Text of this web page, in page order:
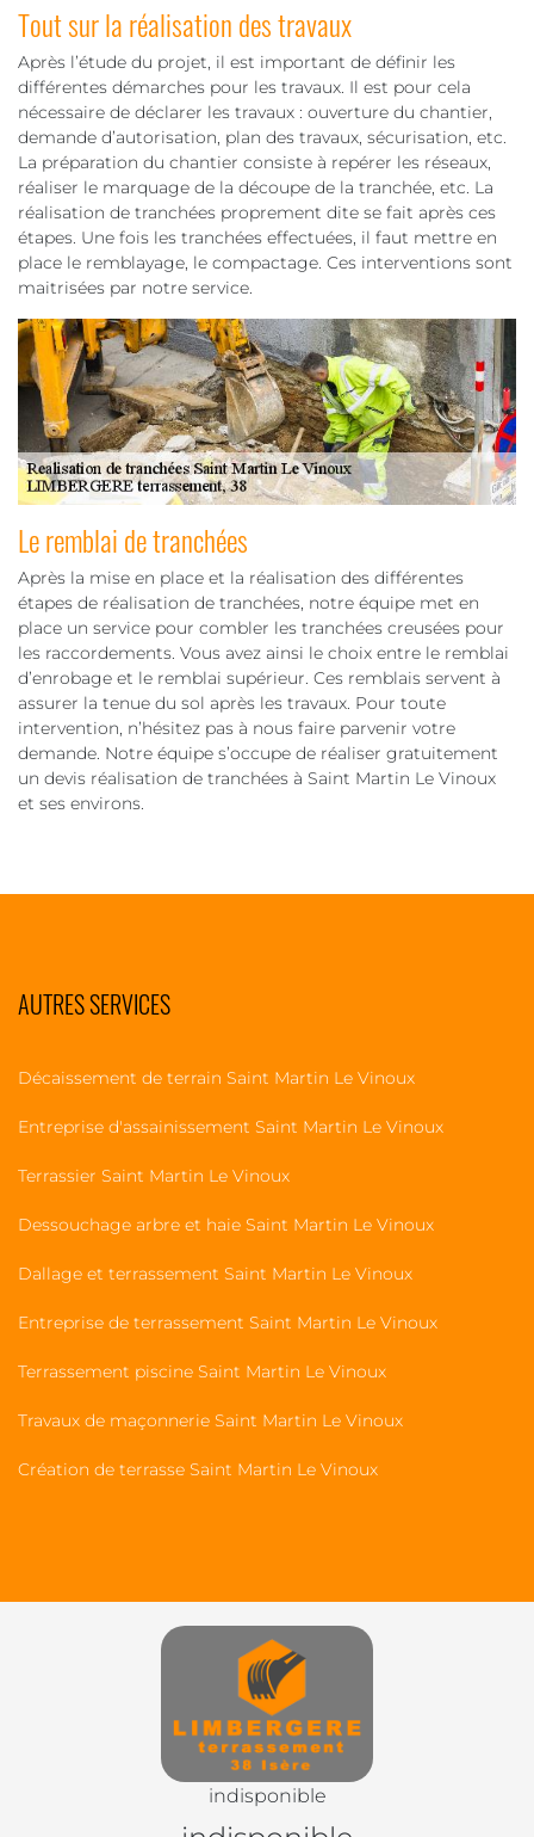
Tout sur la réalisation des travaux
Après l’étude du projet, il est important de définir les
différentes démarches pour les travaux. Il est pour cela
nécessaire de déclarer les travaux : ouverture du chantier,
demande d’autorisation, plan des travaux, sécurisation, etc.
La préparation du chantier consiste à repérer les réseaux,
réaliser le marquage de la découpe de la tranchée, etc. La
réalisation de tranchées proprement dite se fait après ces
étapes. Une fois les tranchées effectuées, il faut mettre en
place le remblayage, le compactage. Ces interventions sont
maitrisées par notre service.
Le remblai de tranchées
Après la mise en place et la réalisation des différentes
étapes de réalisation de tranchées, notre équipe met en
place un service pour combler les tranchées creusées pour
les raccordements. Vous avez ainsi le choix entre le remblai
d’enrobage et le remblai supérieur. Ces remblais servent à
assurer la tenue du sol après les travaux. Pour toute
intervention, n’hésitez pas à nous faire parvenir votre
demande. Notre équipe s’occupe de réaliser gratuitement
un devis réalisation de tranchées à Saint Martin Le Vinoux
et ses environs.
AUTRES SERVICES
Décaissement de terrain Saint Martin Le Vinoux
Entreprise d'assainissement Saint Martin Le Vinoux
Terrassier Saint Martin Le Vinoux
Dessouchage arbre et haie Saint Martin Le Vinoux
Dallage et terrassement Saint Martin Le Vinoux
Entreprise de terrassement Saint Martin Le Vinoux
Terrassement piscine Saint Martin Le Vinoux
Travaux de maçonnerie Saint Martin Le Vinoux
Création de terrasse Saint Martin Le Vinoux
indisponible